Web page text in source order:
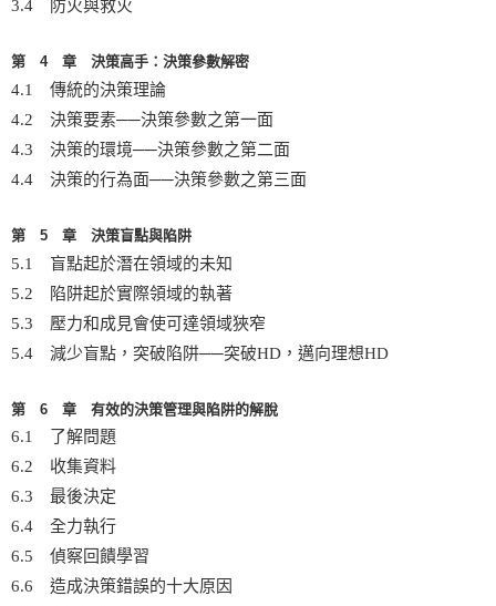
3.4 防火與救火
第 4 章 決策高手：決策參數解密
4.1 傳統的決策理論
4.2 決策要素──決策參數之第一面
4.3 決策的環境──決策參數之第二面
4.4 決策的行為面──決策參數之第三面
第 5 章 決策盲點與陷阱
5.1 盲點起於潛在領域的未知
5.2 陷阱起於實際領域的執著
5.3 壓力和成見會使可達領域狹窄
5.4 減少盲點，突破陷阱──突破HD，邁向理想HD
第 6 章 有效的決策管理與陷阱的解脫
6.1 了解問題
6.2 收集資料
6.3 最後決定
6.4 全力執行
6.5 偵察回饋學習
6.6 造成決策錯誤的十大原因